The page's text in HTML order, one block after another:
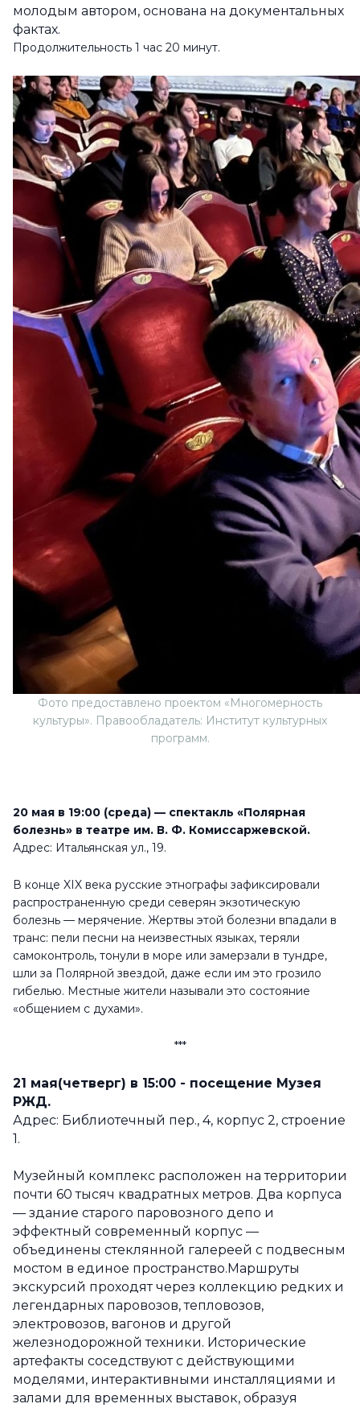
молодым автором, основана на документальных
фактах.
Продолжительность 1 час 20 минут.
Фото предоставлено проектом «Многомерность
культуры». Правообладатель: Институт культурных
программ.
20 мая в 19:00 (среда) — спектакль «Полярная
болезнь» в театре им. В. Ф. Комиссаржевской.
Адрес: Итальянская ул., 19.
В конце XIX века русские этнографы зафиксировали
распространенную среди северян экзотическую
болезнь — мерячение. Жертвы этой болезни впадали в
транс: пели песни на неизвестных языках, теряли
самоконтроль, тонули в море или замерзали в тундре,
шли за Полярной звездой, даже если им это грозило
гибелью. Местные жители называли это состояние
«общением с духами».
***
21 мая(четверг) в 15:00 - посещение Музея
РЖД.
Адрес: Библиотечный пер., 4, корпус 2, строение
1.
Музейный комплекс расположен на территории
почти 60 тысяч квадратных метров. Два корпуса
— здание старого паровозного депо и
эффектный современный корпус —
объединены стеклянной галереей с подвесным
мостом в единое пространство.Маршруты
экскурсий проходят через коллекцию редких и
легендарных паровозов, тепловозов,
электровозов, вагонов и другой
железнодорожной техники. Исторические
артефакты соседствуют с действующими
моделями, интерактивными инсталляциями и
залами для временных выставок, образуя